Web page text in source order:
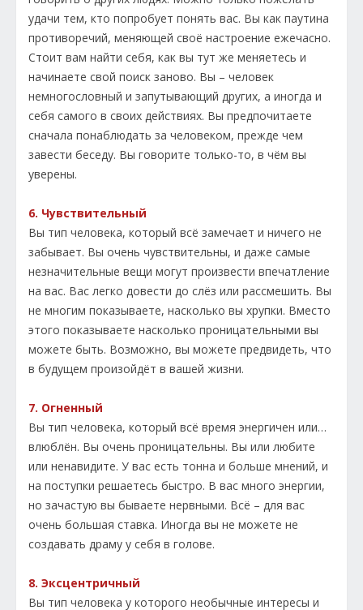
удачи тем, кто попробует понять вас. Вы как паутина
противоречий, меняющей своё настроение ежечасно.
Стоит вам найти себя, как вы тут же меняетесь и
начинаете свой поиск заново. Вы – человек
немногословный и запутывающий других, а иногда и
себя самого в своих действиях. Вы предпочитаете
сначала понаблюдать за человеком, прежде чем
завести беседу. Вы говорите только-то, в чём вы
уверены.
6. Чувствительный
Вы тип человека, который всё замечает и ничего не
забывает. Вы очень чувствительны, и даже самые
незначительные вещи могут произвести впечатление
на вас. Вас легко довести до слёз или рассмешить. Вы
не многим показываете, насколько вы хрупки. Вместо
этого показываете насколько проницательными вы
можете быть. Возможно, вы можете предвидеть, что
в будущем произойдёт в вашей жизни.
7. Огненный
Вы тип человека, который всё время энергичен или…
влюблён. Вы очень проницательны. Вы или любите
или ненавидите. У вас есть тонна и больше мнений, и
на поступки решаетесь быстро. В вас много энергии,
но зачастую вы бываете нервными. Всё – для вас
очень большая ставка. Иногда вы не можете не
создавать драму у себя в голове.
8. Эксцентричный
Вы тип человека у которого необычные интересы и